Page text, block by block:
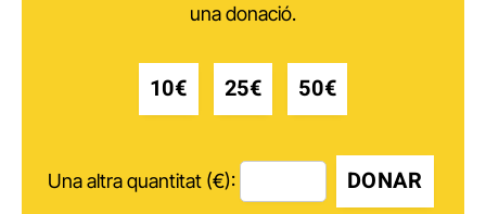
una donació.
10€ 25€ 50€
Una altra quantitat (€): DONAR